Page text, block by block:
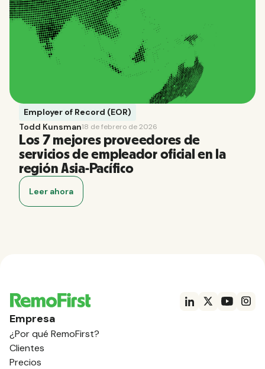
Employer of Record (EOR)
Todd Kunsman18 de febrero de 2026
Los 7 mejores proveedores de
servicios de empleador oficial en la
región Asia-Pacífico
Leer ahora
Empresa
¿Por qué RemoFirst?
Clientes
Precios